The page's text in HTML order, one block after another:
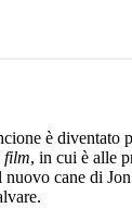
è diventato
film, in cui è alle
cane di